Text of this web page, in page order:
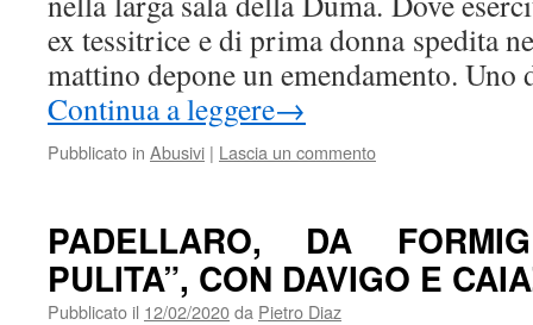
ex tessitrice e di prima donna spedita
mattino depone un emendamento.
Continua a leggere→
Pubblicato in Abusivi | Lascia un commento
PADELLARO, DA
PULITA”, CON DAVIGO E
Pubblicato il 12/02/2020da Pietro Diaz